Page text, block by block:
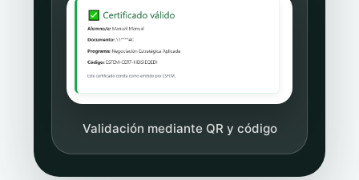
Validación mediante QR y código